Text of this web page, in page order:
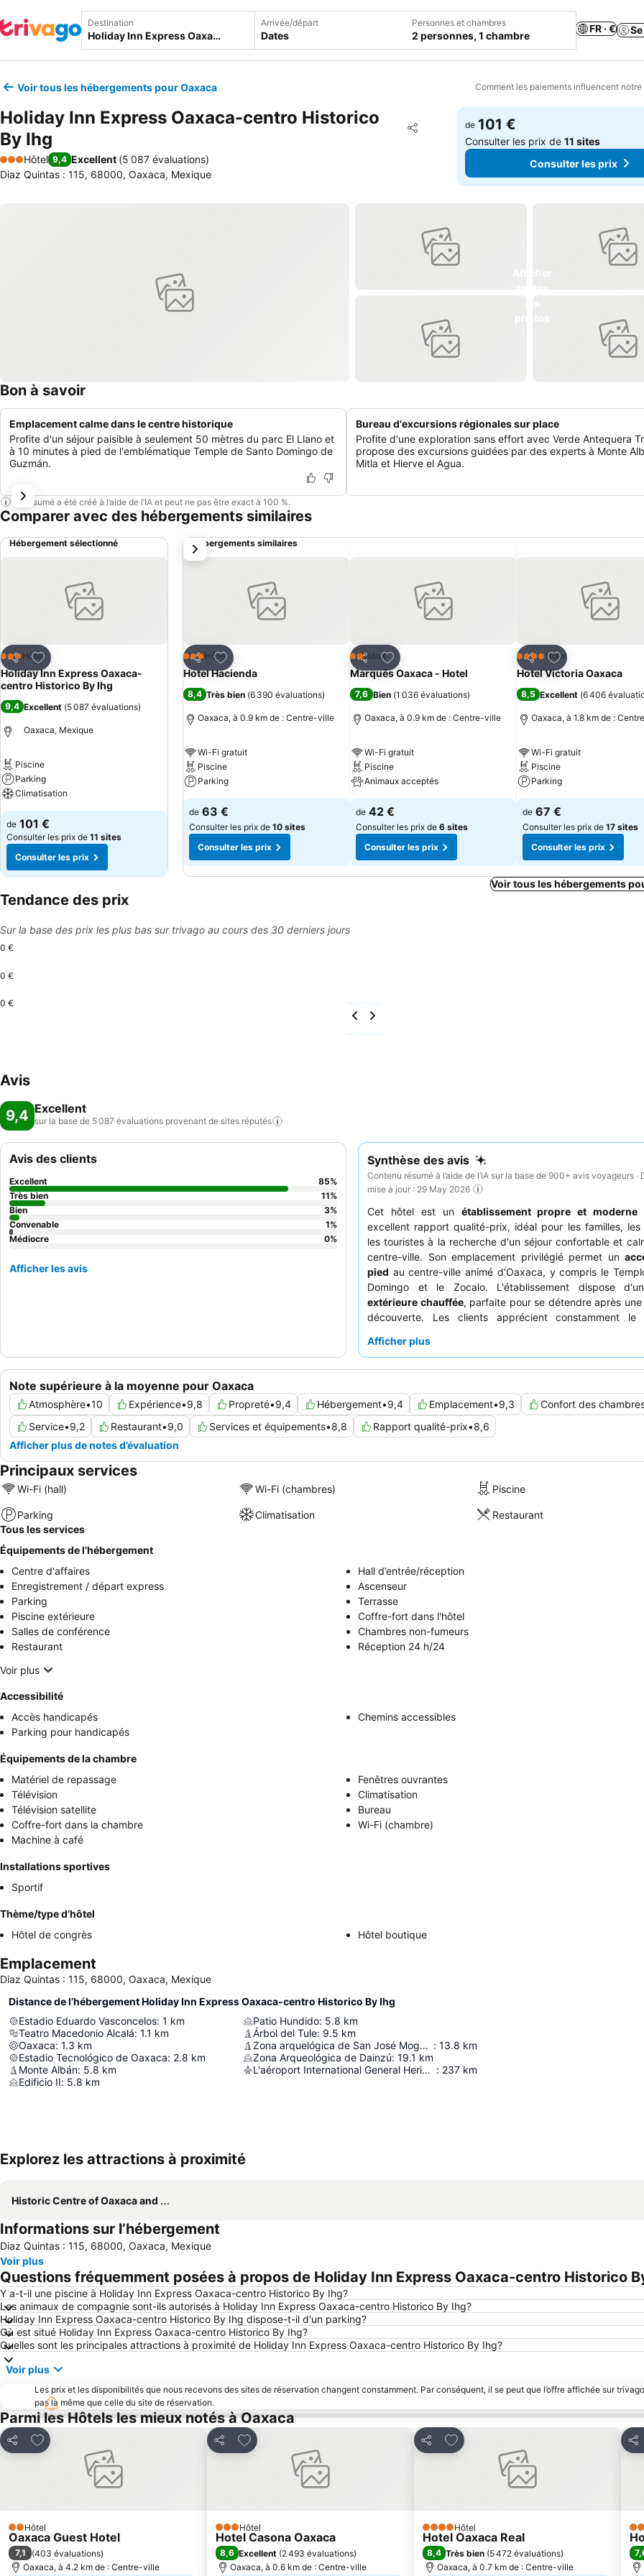
Destination Arrivée/départ
Dates
Personnes et chambres
2 personnes, 1 chambre
FR · €
Voir tous les hébergements pour Oaxaca Comment les paiements influencent
Holiday Inn Express Oaxaca-centro Historico
By Ihg
Partager
Ajouter à mes favoris
3 Étoiles
Hôtel 9,4 Excellent (5 087 évaluations)
Diaz Quintas : 115, 68000, Oaxaca, Mexique
de 101 €
Consulter les prix de11 sites
Consulter les prix
Bon à savoir
Emplacement calme dans le centre historique
Profite d'un séjour paisible à seulement 50 mètres du parc El Llano et
à 10 minutes à pied de l'emblématique Temple de Santo Domingo de
Guzmán.
Bureau d'excursions régionales sur place
Profite d'une exploration sans effort avec Verde Antequera
propose des excursions guidées par des experts à Monte
Mitla et Hierve el Agua.
Ce résumé a été créé à l’aide de l’IA et peut ne pas être exact à 100 %.
Comparer avec des hébergements similaires
Hébergement sélectionné
Partager
Ajouter à mes favoris
3 ÉtoilesHôtel
Holiday Inn Express Oaxaca-
centro Historico By Ihg
9,4 Excellent (5 087 évaluations)
Oaxaca, Mexique
Piscine
Parking
Climatisation
de 101 €
Consulter les prix de 11 sites
Consulter les prix
Hébergements similaires
Partager
Ajouter à mes favoris
3 ÉtoilesHôtel
Hotel Hacienda
8,4 Très bien (6 390 évaluations)
Oaxaca, à 0.9 km de : Centre-ville
Wi-Fi gratuit
Piscine
Parking
de 63 €
Consulter les prix de 10 sites
Consulter les prix
Partager
Ajouter à mes favoris
2 Étoiles
Hôtel
Marqués Oaxaca - Hotel
7,6 Bien (1 036 évaluations)
Oaxaca, à 0.9 km de : Centre-ville
Wi-Fi gratuit
Piscine
Animaux acceptés
de 42 €
Consulter les prix de 6 sites
Consulter les prix
Partager
Ajouter à mes
4 ÉtoilesHôtel
Hotel Victoria Oaxaca
8,5 Excellent (6 406
Oaxaca, à 1.8 km de :
Wi-Fi gratuit
Piscine
Parking
de 67 €
Consulter les prix de 17 sites
Consulter les prix
suivant
Voir tous les hébergements
Tendance des prix
Sur la base des prix les plus bas sur trivago au cours des 30 derniers jours
0 €
0 €
0 €
Avis
9,4 Excellent
sur la base de 5 087 évaluations provenant de sites réputés
Synthèse des avis
Contenu résumé à l’aide de l’IA sur la base de 900+ avis voyageurs ·
mise à jour : 29 May 2026
Cet hôtel est un établissement propre et moderne
excellent rapport qualité-prix, idéal pour les familles,
les touristes à la recherche d'un séjour confortable et
centre-ville. Son emplacement privilégié permet un
pied au centre-ville animé d'Oaxaca, y compris le
Domingo et le Zocalo. L'établissement dispose
extérieure chauffée, parfaite pour se détendre après
découverte. Les clients apprécient constamment le
grande variété de plats et de délicieux chocolats locaux.
vues agréables.
Afficher plus
Note supérieure à la moyenne pour Oaxaca
Atmosphère•10 Expérience•9,8 Propreté•9,4 Hébergement•9,4 Emplacement•9,3 Confort des
Service•9,2 Restaurant•9,0 Services et équipements•8,8 Rapport qualité-prix•8,6
Afficher plus de notes d’évaluation
Avis des clients
Excellent 85%
Très bien
11%
Bien
3%
Convenable
1%
Médiocre
0%
Afficher les avis
Principaux services
Wi-Fi (hall) Wi-Fi (chambres) Piscine
Parking Climatisation
Restaurant
Tous les services
Équipements de l’hébergement
Centre d'affaires
Hall d’entrée/réception
Enregistrement / départ express
Ascenseur
Parking
Terrasse
Piscine extérieure
Coffre-fort dans l'hôtel
Salles de conférence
Chambres non-fumeurs
Restaurant
Réception 24 h/24
Voir plus
Accessibilité
Accès handicapés
Chemins accessibles
Parking pour handicapés
Équipements de la chambre
Matériel de repassage
Fenêtres ouvrantes
Télévision
Climatisation
Télévision satellite
Bureau
Coffre-fort dans la chambre
Wi-Fi (chambre)
Machine à café
Installations sportives
Sportif
Thème/type d’hôtel
Hôtel de congrès
Hôtel boutique
Emplacement
Diaz Quintas : 115, 68000, Oaxaca, Mexique
Distance de l’hébergement Holiday Inn Express Oaxaca-centro Historico By Ihg
Estadio Eduardo Vasconcelos: 1 km
Teatro Macedonio Alcalá: 1.1 km
Oaxaca: 1.3 km
Estadio Tecnológico de Oaxaca: 2.8 km
Monte Albán: 5.8 km
Edificio II: 5.8 km
Patio Hundido: 5.8 km
Árbol del Tule: 9.5 km
Zona arquelógica de San José Mogote : 13.8 km
Zona Arqueológica de Dainzú: 19.1 km
L'aéroport International General Heriberto Jara : 237 km
Explorez les attractions à proximité
Historic Centre of Oaxaca and Archaeological Site of Monte Albán
Informations sur l’hébergement
Diaz Quintas : 115, 68000, Oaxaca, Mexique
Voir plus
Questions fréquemment posées à propos de Holiday Inn Express Oaxaca-centro Historico
Y a-t-il une piscine à Holiday Inn Express Oaxaca-centro Historico By Ihg?
Les animaux de compagnie sont-ils autorisés à Holiday Inn Express Oaxaca-centro Historico By Ihg?
Holiday Inn Express Oaxaca-centro Historico By Ihg dispose-t-il d'un parking?
Où est situé Holiday Inn Express Oaxaca-centro Historico By Ihg?
Quelles sont les principales attractions à proximité de Holiday Inn Express Oaxaca-centro Historico By Ihg?
Voir plus
Les prix et les disponibilités que nous recevons des sites de réservation changent constamment. Par conséquent, il se peut que l’offre affichée sur
pas la même que celle du site de réservation.
Parmi les Hôtels les mieux notés à Oaxaca
Partager
Ajouter à mes favoris
2 Étoiles
Hôtel
Oaxaca Guest Hotel
7,1 (403 évaluations)
Oaxaca, à 4.2 km de : Centre-ville
Partager
Ajouter à mes favoris
3 Étoiles
Hôtel
Hotel Casona Oaxaca
8,6 Excellent (2 493 évaluations)
Oaxaca, à 0.6 km de : Centre-ville
Partager
Ajouter à mes favoris
4 ÉtoilesHôtel
Hotel Oaxaca Real
8,4 Très bien (5 472 évaluations)
Oaxaca, à 0.7 km de : Centre-ville
2